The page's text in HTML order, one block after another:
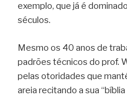
exemplo, que já é
séculos.
Mesmo os 40 anos de
padrões técnicos do prof.
pelas otoridades que
areia recitando a sua